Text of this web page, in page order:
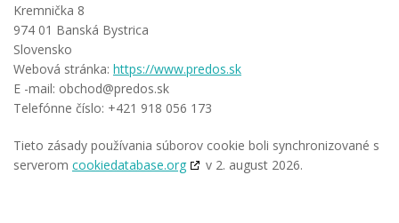
Kremnička 8
974 01 Banská Bystrica
Slovensko
Webová stránka: https://www.predos.sk
E -mail: obchod@predos.sk
Telefónne číslo: +421 918 056 173
Tieto zásady používania súborov cookie boli synchronizované s
serverom cookiedatabase.org v 2. august 2026.